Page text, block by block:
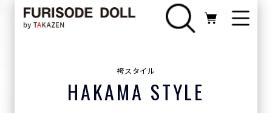
袴スタイル
HAKAMA STYLE